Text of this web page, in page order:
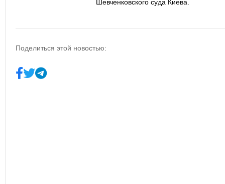
Шевченковского суда Киева.
Поделиться этой новостью: